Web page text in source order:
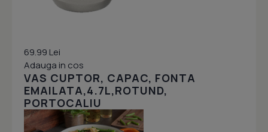
69.99 Lei
Adauga in cos
VAS CUPTOR, CAPAC, FONTA
EMAILATA,4.7L,ROTUND,
PORTOCALIU